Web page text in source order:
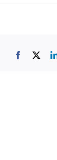
Facebook